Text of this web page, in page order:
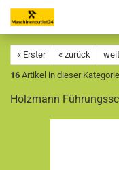
« Erster « zurück
16 Artikel in dieser Kategorie
Holzmann